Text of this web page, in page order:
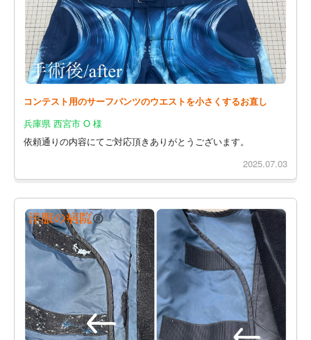
コンテスト用のサーフパンツのウエストを小さくするお直し
兵庫県 西宮市 O 様
依頼通りの内容にてご対応頂きありがとうございます。
2025.07.03